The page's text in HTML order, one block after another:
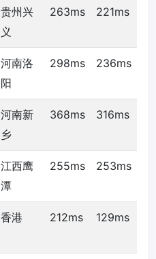
贵州兴
义
263ms 221ms
河南洛
阳
298ms 236ms
河南新
乡
368ms 316ms
江西鹰
潭
255ms 253ms
香港 212ms 129ms